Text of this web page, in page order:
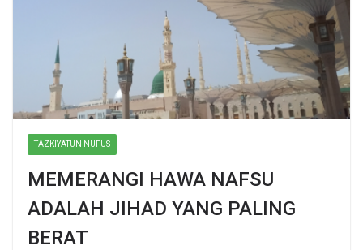
TAZKIYATUN NUFUS
MEMERANGI HAWA NAFSU
ADALAH JIHAD YANG PALING
BERAT